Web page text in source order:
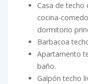
Casa de techo
cocina-
dormitorio
Barbacoa
Apartamento
baño.
Galpón techo